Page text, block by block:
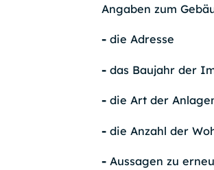
Angaben zum
-die Adresse
-das Baujahr der
-die Art der
-die Anzahl der
-Aussagen zu